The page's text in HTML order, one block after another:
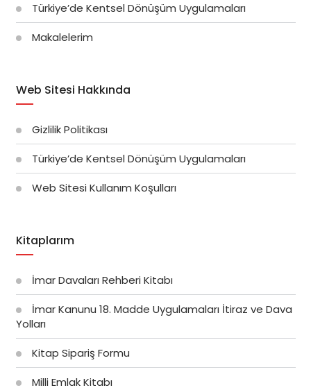
Türkiye’de Kentsel Dönüşüm Uygulamaları
Makalelerim
Web Sitesi Hakkında
Gizlilik Politikası
Türkiye’de Kentsel Dönüşüm Uygulamaları
Web Sitesi Kullanım Koşulları
Kitaplarım
İmar Davaları Rehberi Kitabı
İmar Kanunu 18. Madde Uygulamaları İtiraz ve Dava
Yolları
Kitap Sipariş Formu
Milli Emlak Kitabı